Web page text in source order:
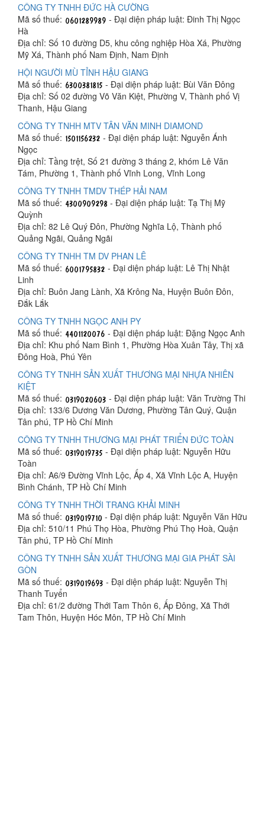
CÔNG TY TNHH ĐỨC HÀ CƯỜNG
Mã số thuế:
- Đại diện pháp luật: Đinh Thị Ngọc
Hà
Địa chỉ: Số 10 đường D5, khu công nghiệp Hòa Xá, Phường
Mỹ Xá, Thành phố Nam Định, Nam Định
HỘI NGƯỜI MÙ TỈNH HẬU GIANG
Mã số thuế:
- Đại diện pháp luật: Bùi Văn Đông
Địa chỉ: Số 02 đường Võ Văn Kiệt, Phường V, Thành phố Vị
Thanh, Hậu Giang
CÔNG TY TNHH MTV TÂN VĂN MINH DIAMOND
Mã số thuế:
- Đại diện pháp luật: Nguyễn Ánh
Ngọc
Địa chỉ: Tầng trệt, Số 21 đường 3 tháng 2, khóm Lê Văn
Tám, Phường 1, Thành phố Vĩnh Long, Vĩnh Long
CÔNG TY TNHH TMDV THÉP HẢI NAM
Mã số thuế:
- Đại diện pháp luật: Tạ Thị Mỹ
Quỳnh
Địa chỉ: 82 Lê Quý Đôn, Phường Nghĩa Lộ, Thành phố
Quảng Ngãi, Quảng Ngãi
CÔNG TY TNHH TM DV PHAN LÊ
Mã số thuế:
- Đại diện pháp luật: Lê Thị Nhật
Linh
Địa chỉ: Buôn Jang Lành, Xã Krông Na, Huyện Buôn Đôn,
Đắk Lắk
CÔNG TY TNHH NGỌC ANH PY
Mã số thuế:
- Đại diện pháp luật: Đặng Ngọc Anh
Địa chỉ: Khu phố Nam Bình 1, Phường Hòa Xuân Tây, Thị xã
Đông Hoà, Phú Yên
CÔNG TY TNHH SẢN XUẤT THƯƠNG MẠI NHỰA NHIÊN
KIỆT
Mã số thuế:
- Đại diện pháp luật: Văn Trường Thi
Địa chỉ: 133/6 Dương Văn Dương, Phường Tân Quý, Quận
Tân phú, TP Hồ Chí Minh
CÔNG TY TNHH THƯƠNG MẠI PHÁT TRIỂN ĐỨC TOÀN
Mã số thuế:
- Đại diện pháp luật: Nguyễn Hữu
Toàn
Địa chỉ: A6/9 Đường Vĩnh Lộc, Ấp 4, Xã Vĩnh Lộc A, Huyện
Bình Chánh, TP Hồ Chí Minh
CÔNG TY TNHH THỜI TRANG KHẢI MINH
Mã số thuế:
- Đại diện pháp luật: Nguyễn Văn Hữu
Địa chỉ: 510/11 Phú Thọ Hòa, Phường Phú Thọ Hoà, Quận
Tân phú, TP Hồ Chí Minh
CÔNG TY TNHH SẢN XUẤT THƯƠNG MẠI GIA PHÁT SÀI
GÒN
Mã số thuế:
- Đại diện pháp luật: Nguyễn Thị
Thanh Tuyển
Địa chỉ: 61/2 đường Thới Tam Thôn 6, Ấp Đông, Xã Thới
Tam Thôn, Huyện Hóc Môn, TP Hồ Chí Minh